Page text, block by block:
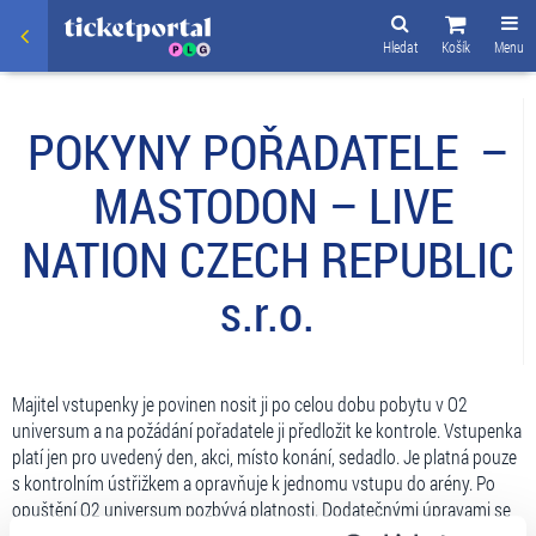
Menu
Košík
Hledat
POKYNY POŘADATELE –
MASTODON – LIVE
NATION CZECH REPUBLIC
s.r.o.
Majitel vstupenky je povinen nosit ji po celou dobu pobytu v O2
universum a na požádání pořadatele ji předložit ke kontrole. Vstupenka
platí jen pro uvedený den, akci, místo konání, sedadlo. Je platná pouze
s kontrolním ústřižkem a opravňuje k jednomu vstupu do arény. Po
opuštění O2 universum pozbývá platnosti. Dodatečnými úpravami se